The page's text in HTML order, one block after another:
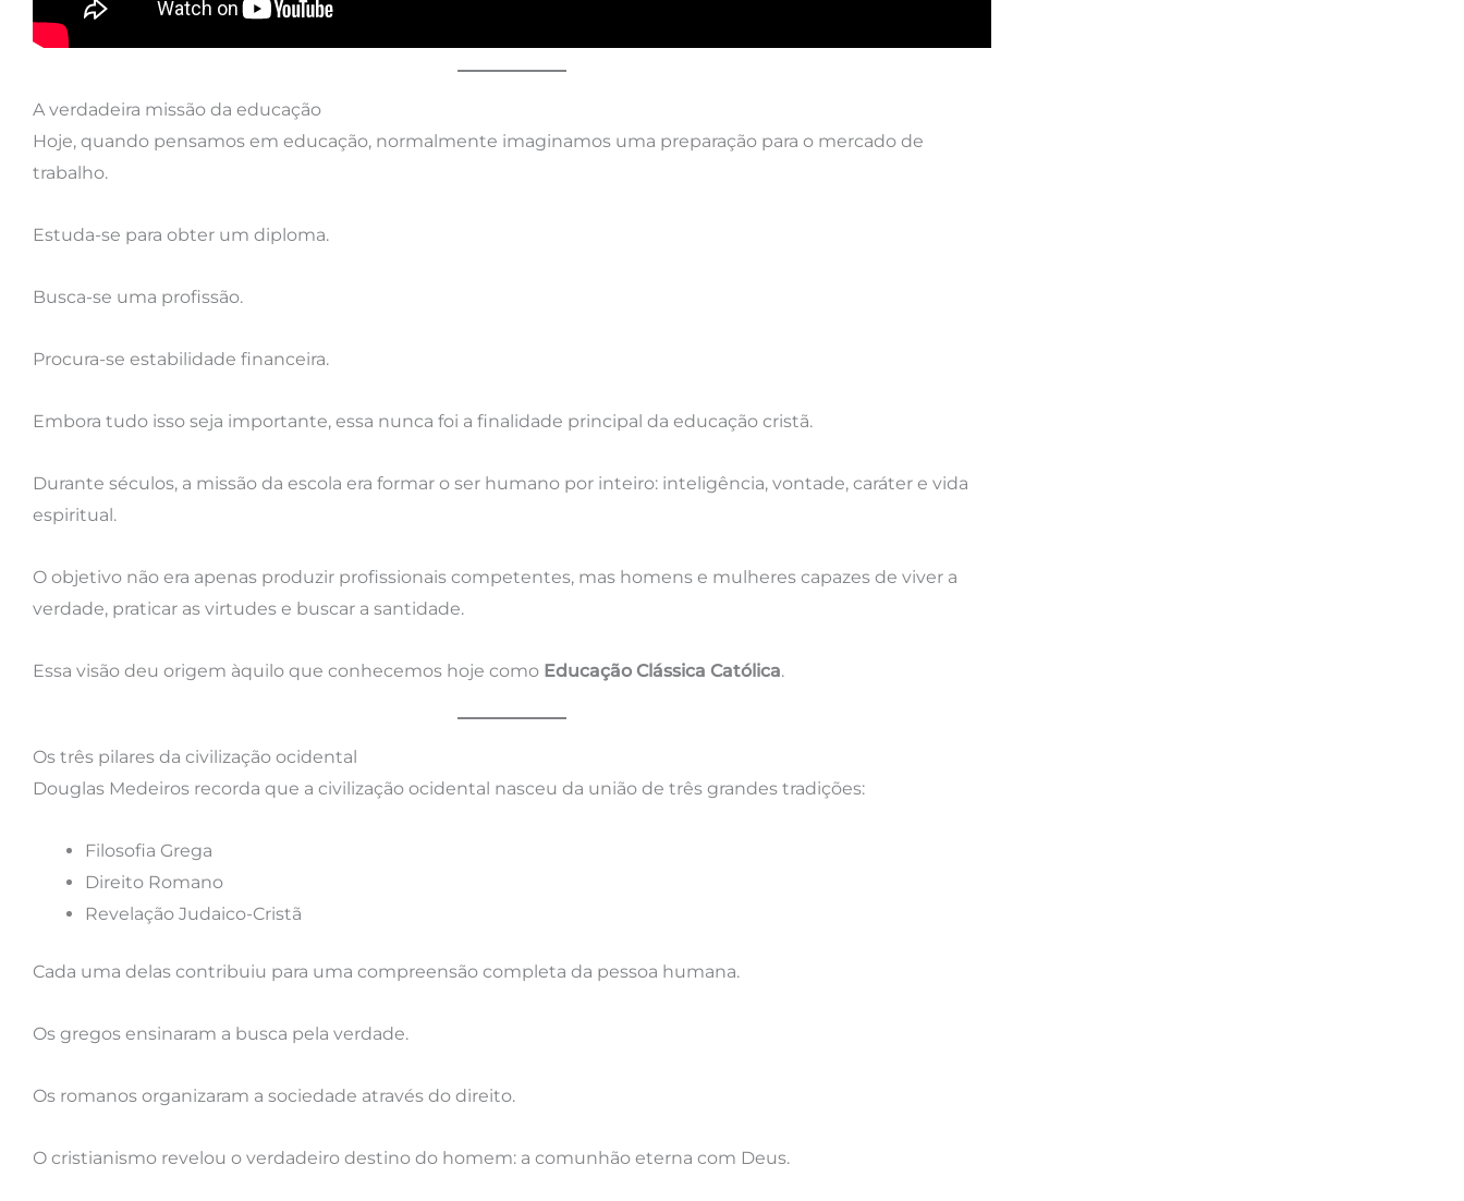
A verdadeira missão da educação
Hoje, quando pensamos em educação, normalmente imaginamos uma preparação para o mercado de
trabalho.
Estuda-se para obter um diploma.
Busca-se uma profissão.
Procura-se estabilidade financeira.
Embora tudo isso seja importante, essa nunca foi a finalidade principal da educação cristã.
Durante séculos, a missão da escola era formar o ser humano por inteiro: inteligência, vontade, caráter e vida
espiritual.
O objetivo não era apenas produzir profissionais competentes, mas homens e mulheres capazes de viver a
verdade, praticar as virtudes e buscar a santidade.
Essa visão deu origem àquilo que conhecemos hoje como Educação Clássica Católica.
Os três pilares da civilização ocidental
Douglas Medeiros recorda que a civilização ocidental nasceu da união de três grandes tradições:
Filosofia Grega
Direito Romano
Revelação Judaico-Cristã
Cada uma delas contribuiu para uma compreensão completa da pessoa humana.
Os gregos ensinaram a busca pela verdade.
Os romanos organizaram a sociedade através do direito.
O cristianismo revelou o verdadeiro destino do homem: a comunhão eterna com Deus.